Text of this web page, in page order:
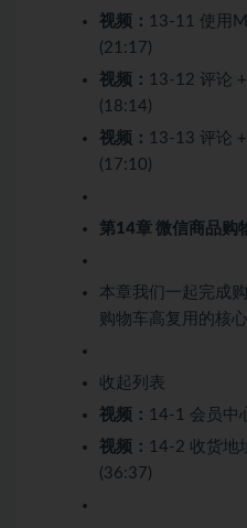
视频： 13-11 使用
(21:17)
视频： 13-12 评论
(18:14)
视频： 13-13 评论
(17:10)
第14章 微信商品购
本章我们一起完成
购物车高复用的核心
收起列表
视频： 14-1 会员中
视频： 14-2 收货地
(36:37)